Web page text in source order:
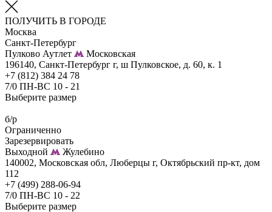
ПОЛУЧИТЬ В ГОРОДЕ
Москва
Санкт-Петербург
Пулково Аутлет
Московская
196140, Санкт-Петербург г, ш Пулковское, д. 60, к. 1
+7 (812) 384 24 78
7/0 ПН-ВС 10 - 21
Выберите размер
б/р
Ограниченно
Зарезервировать
Выходной
Жулебино
140002, Московская обл, Люберцы г, Октябрьский пр-кт, дом
112
+7 (499) 288-06-94
7/0 ПН-ВС 10 - 22
Выберите размер